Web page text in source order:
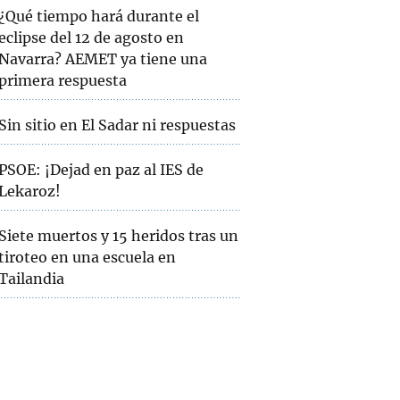
tiempo hará durante el
del 12 de agosto en
AEMET ya tiene una
respuesta
Sin sitio en El Sadar ni respuestas
¡Dejad en paz al IES de
Siete muertos y 15 heridos tras un
en una escuela en